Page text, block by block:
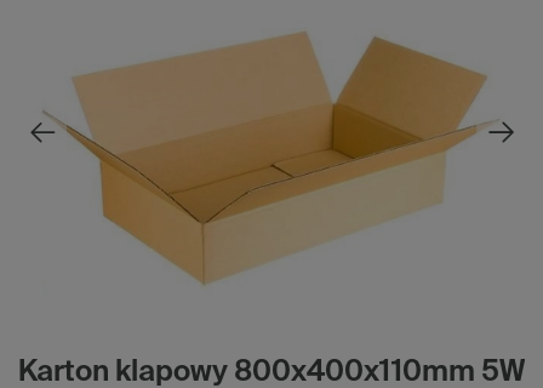
Karton klapowy 800x400x110mm 5W